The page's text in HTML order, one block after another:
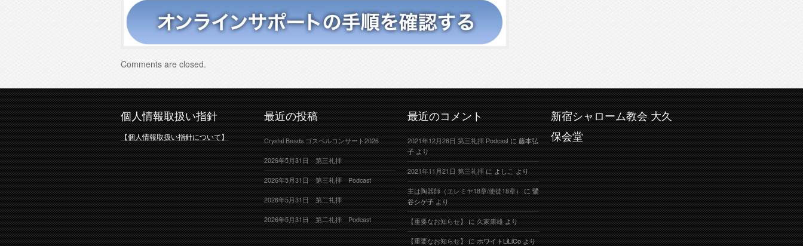
Comments are closed.
個人情報取扱い指針
【個人情報取扱い指針について】
最近の投稿
Crystal Beads ゴスペルコンサート2026
2026年5月31日 第三礼拝
2026年5月31日 第三礼拝 Podcast
2026年5月31日 第二礼拝
2026年5月31日 第二礼拝 Podcast
最近のコメント
2021年12月26日 第三礼拝 Podcastに藤本弘
子より
2021年11月21日 第三礼拝によしこより
主は陶器師（エレミヤ18章/使徒18章）に鷺
谷シゲ子より
【重要なお知らせ】に久家康雄より
【重要なお知らせ】にホワイトLiLiCoより
新宿シャローム教会 大久
保会堂